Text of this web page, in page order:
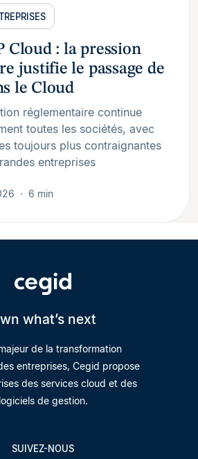
Cloud : la pression
justifie le passage de
le Cloud
réglementaire continue
toutes les sociétés, avec
toujours plus contraignantes
entreprises
6 min
what’s next
de la transformation
entreprises, Cegid propose
des services cloud et des
logiciels de gestion.
SUIVEZ-NOUS